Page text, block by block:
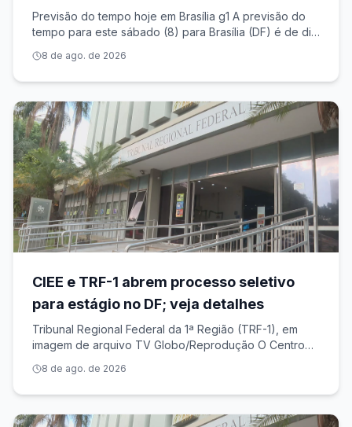
amanhecer
Previsão do tempo hoje em Brasília g1 A previsão do
tempo para este sábado (8) para Brasília (DF) é de dia
de 30ºC e as mínimas de 15ºC. Clique aqui para ver a
previsão em todo o Brasil. D
8 de ago. de 2026
CIEE e TRF-1 abrem processo seletivo
para estágio no DF; veja detalhes
Tribunal Regional Federal da 1ª Região (TRF-1), em
imagem de arquivo TV Globo/Reprodução O Centro
Regional Federal da 1ª Região estão com inscrições
abertas para o programa de estágio no Dis
8 de ago. de 2026